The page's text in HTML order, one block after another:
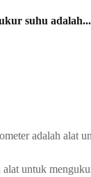
suhu
adalah alat
alat untuk